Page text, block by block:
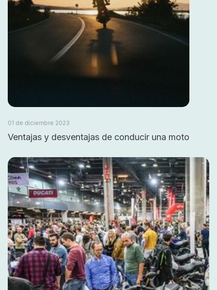
01 de diciembre 2023
Ventajas y desventajas de conducir una moto